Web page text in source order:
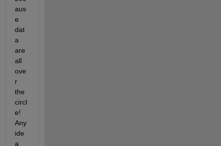
aus
e
dat
a
are
all
ove
r
the
circl
e!
Any
ide
a